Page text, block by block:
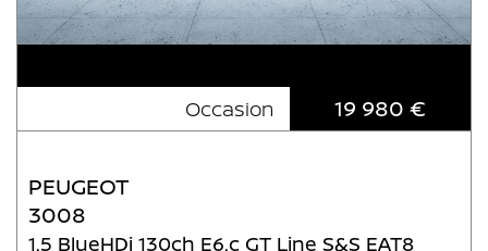
Occasion 19 980 €
PEUGEOT
3008
1.5 BlueHDi 130ch E6.c GT Line S&S EAT8